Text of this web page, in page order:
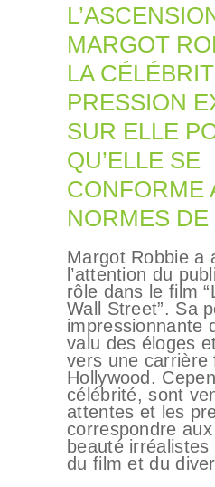
MARGOT
LA
PRESSION
SUR ELLE
QU’ELLE SE
CONFORME
NORMES
Margot Robbie a
l’attention du
rôle dans le film
Wall Street”. Sa
impressionnante
valu des éloges
vers une carrière
Hollywood.
célébrité, sont
attentes et les
correspondre
beauté irréalistes
du film et du